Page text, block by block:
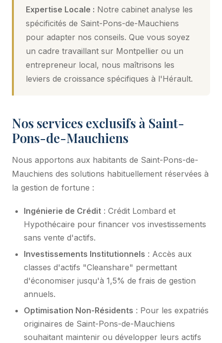
Expertise Locale : Notre cabinet analyse les
spécificités de Saint-Pons-de-Mauchiens
pour adapter nos conseils. Que vous soyez
un cadre travaillant sur Montpellier ou un
entrepreneur local, nous maîtrisons les
leviers de croissance spécifiques à l'Hérault.
Nos services exclusifs à Saint-
Pons-de-Mauchiens
Nous apportons aux habitants de Saint-Pons-de-
Mauchiens des solutions habituellement réservées à
la gestion de fortune :
Ingénierie de Crédit : Crédit Lombard et
Hypothécaire pour financer vos investissements
sans vente d'actifs.
Investissements Institutionnels : Accès aux
classes d'actifs "Cleanshare" permettant
d'économiser jusqu'à 1,5% de frais de gestion
annuels.
Optimisation Non-Résidents : Pour les expatriés
originaires de Saint-Pons-de-Mauchiens
souhaitant maintenir ou développer leurs actifs